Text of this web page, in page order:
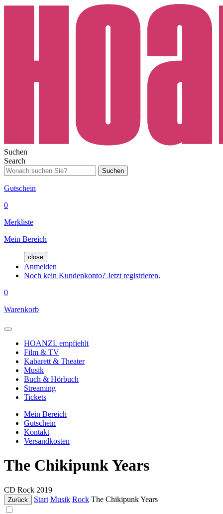
Suchen
Search
Suchen
Gutschein
0
Merkliste
Mein Bereich
close
Anmelden
Noch kein Kundenkonto? Jetzt registrieren.
0
Warenkorb
HOANZL empfiehlt
Film & TV
Kabarett & Theater
Musik
Buch & Hörbuch
Streaming
Tickets
Mein Bereich
Gutschein
Kontakt
Versandkosten
The Chikipunk Years
CD Rock 2019
Zurück Start Musik Rock The Chikipunk Years